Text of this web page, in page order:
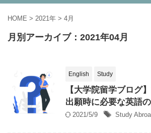
HOME > 2021年 > 4月
月別アーカイブ：2021年04月
English Study
【大学院留学ブログ
出願時に必要な英語
2021/5/9 Study